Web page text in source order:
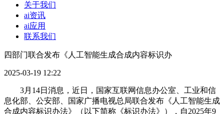
关于我们
ai资讯
ai应用
联系我们
四部门联合发布《人工智能生成合成内容标识办
2025-03-19 12:22
3月14日消息，近日，国家互联网信息办公室、工业和信
息化部、公安部、国家广播电视总局联合发布《人工智能生成
合成内容标识办法》（以下简称《标识办法》），自2025年9